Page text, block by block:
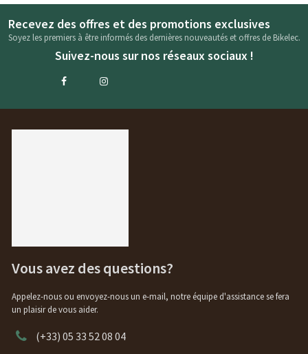
Recevez des offres et des promotions exclusives
Soyez les premiers à être informés des dernières nouveautés et offres de Bikelec.
Suivez-nous sur nos réseaux sociaux !
Vous avez des questions?
Appelez-nous ou envoyez-nous un e-mail, notre équipe d'assistance se fera
un plaisir de vous aider.
(+33) 05 33 52 08 04